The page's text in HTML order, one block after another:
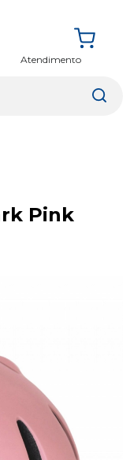
Atendimento
Pink